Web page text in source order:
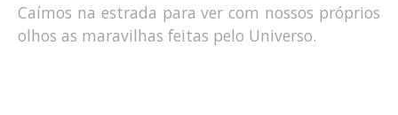
Caímos na estrada para ver com nossos próprios
olhos as maravilhas feitas pelo Universo.